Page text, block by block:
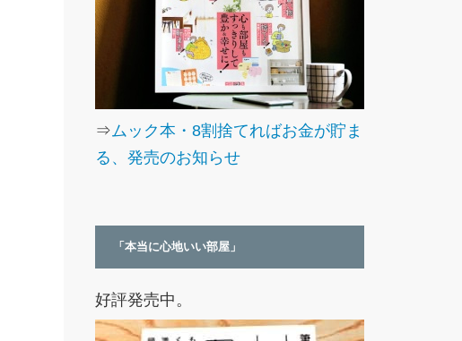
⇒ムック本・8割捨てればお金が貯ま
る、発売のお知らせ
「本当に心地いい部屋」
好評発売中。